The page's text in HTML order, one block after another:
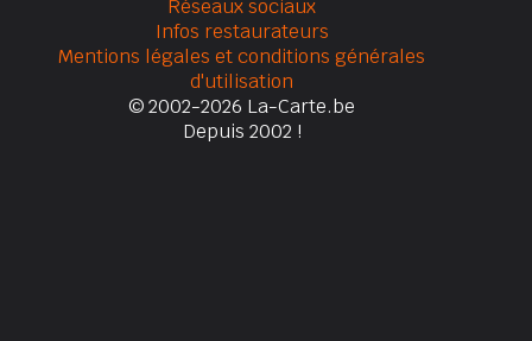
Réseaux sociaux
Infos restaurateurs
Mentions légales et conditions générales
d'utilisation
© 2002-2026 La-Carte.be
Depuis 2002 !